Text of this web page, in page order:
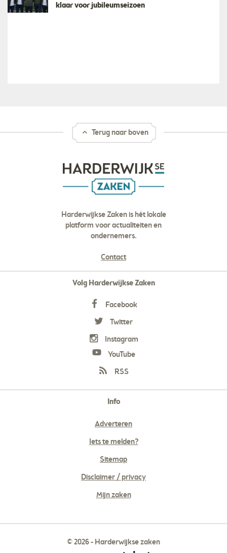
klaar voor jubileumseizoen
Terug naar boven
Harderwijkse Zaken is hét lokale
platform voor actualiteiten en
ondernemers.
Contact
Volg Harderwijkse Zaken
Facebook
Twitter
Instagram
YouTube
RSS
Info
Adverteren
Iets te melden?
Sitemap
Disclaimer / privacy
Mijn zaken
© 2026 - Harderwijkse zaken